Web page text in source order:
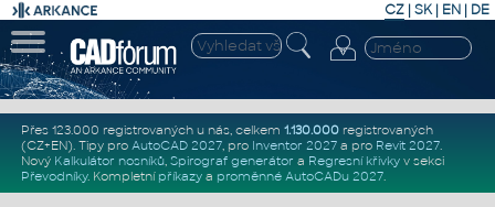
CZ | SK| EN | DE
Přes 123.000 registrovaných u nás, celkem 1.130.000registrovaných
(CZ+EN). Tipy pro AutoCAD 2027, pro Inventor 2027a pro Revit 2027.
Nový Kalkulátor nosníků, Spirograf generátor a Regresní křivkyv sekci
Převodníky. Kompletní příkazya proměnné AutoCADu 2027.